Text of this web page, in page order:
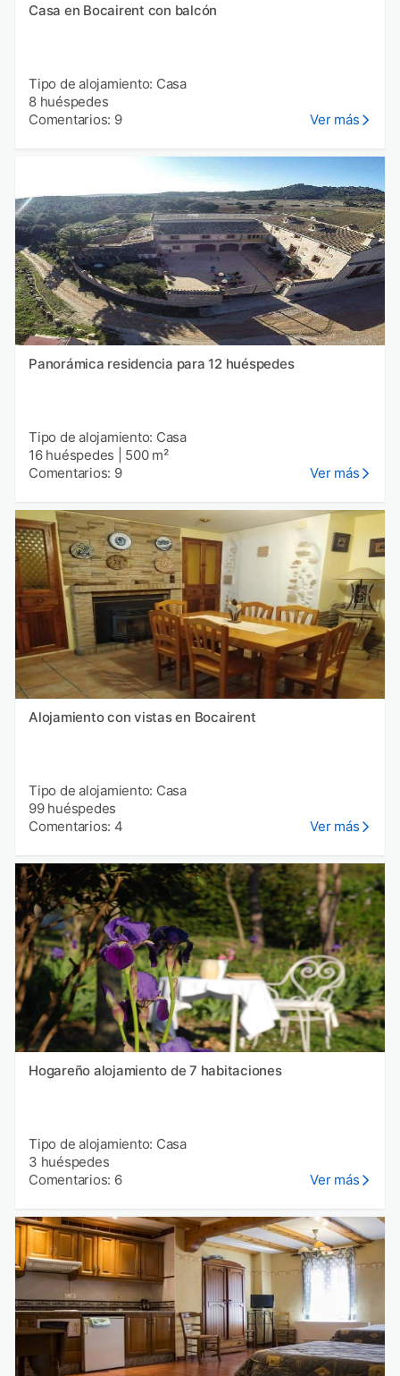
Casa en Bocairent con balcón
Tipo de alojamiento: Casa
8 huéspedes
Comentarios: 9
Ver más
Panorámica residencia para 12 huéspedes
Tipo de alojamiento: Casa
16 huéspedes
500 m²
Comentarios: 9
Ver más
Alojamiento con vistas en Bocairent
Tipo de alojamiento: Casa
99 huéspedes
Comentarios: 4
Ver más
Hogareño alojamiento de 7 habitaciones
Tipo de alojamiento: Casa
3 huéspedes
Comentarios: 6
Ver más